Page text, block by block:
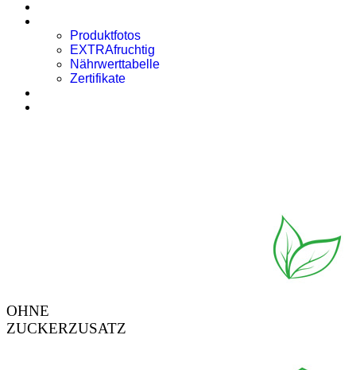
Produktfotos
EXTRAfruchtig
Nährwerttabelle
Zertifikate
OHNE
ZUCKERZUSATZ